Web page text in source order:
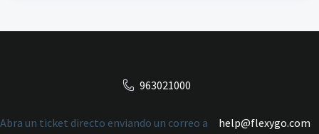
963021000
Abra un ticket directo enviando un correo a
help@flexygo.com